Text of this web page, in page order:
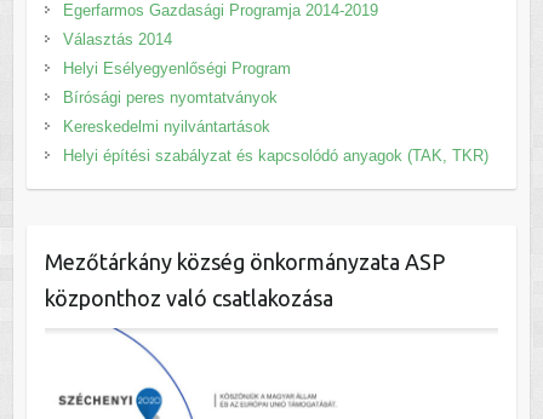
Egerfarmos Gazdasági Programja 2014-2019
Választás 2014
Helyi Esélyegyenlőségi Program
Bírósági peres nyomtatványok
Kereskedelmi nyilvántartások
Helyi építési szabályzat és kapcsolódó anyagok (TAK, TKR)
Mezőtárkány község önkormányzata ASP
központhoz való csatlakozása